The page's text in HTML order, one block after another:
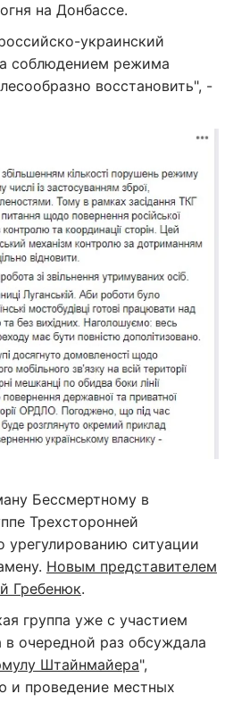
на Донбассе.
украинский
соблюдением режима
восстановить", -
Бессмертному в
Трехсторонней
урегулированию ситуации
Новым представителем
Гребенюк.
группа уже с участием
в очередной раз обсуждала
Штайнмайера",
и проведение местных